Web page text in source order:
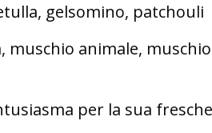
gelsomino, patchouli
muschio animale,
per la sua